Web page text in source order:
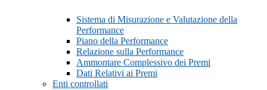
Sistema di Misurazione e Valutazione della
Performance
Piano della Performance
Relazione sulla Performance
Ammontare Complessivo dei Premi
Dati Relativi ai Premi
Enti controllati